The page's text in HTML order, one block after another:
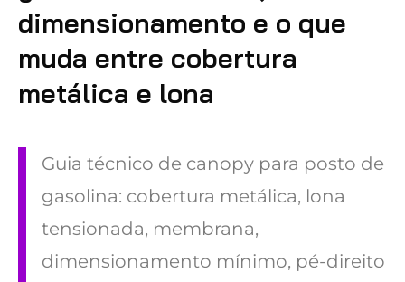
dimensionamento e o que
muda entre cobertura
metálica e lona
Guia técnico de canopy para posto de
gasolina: cobertura metálica, lona
tensionada, membrana,
dimensionamento mínimo, pé-direito